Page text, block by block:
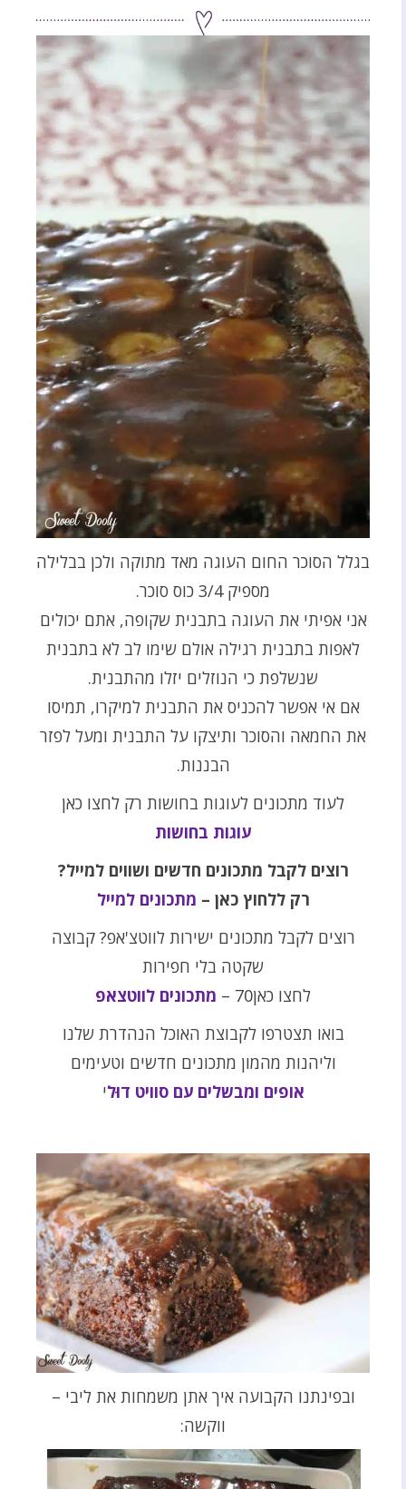
בגלל הסוכר החום העוגה מאד מתוקה ולכן בבלילה
מספיק 3/4 כוס סוכר.
אני אפיתי את העוגה בתבנית שקופה, אתם יכולים
לאפות בתבנית רגילה אולם שימו לב לא בתבנית
שנשלפת כי הנוזלים יזלו מהתבנית.
אם אי אפשר להכניס את התבנית למיקרו, תמיסו
את החמאה והסוכר ותיצקו על התבנית ומעל לפזר
הבננות.
לעוד מתכונים לעוגות בחושות רק לחצו כאן
עוגות בחושות
רוצים לקבל מתכונים חדשים ושווים למייל?
רק ללחוץ כאן – מתכונים למייל
רוצים לקבל מתכונים ישירות לווטצ'אפ? קבוצה
שקטה בלי חפירות
לחצו כאן70 –
מתכונים לווטצאפ
בואו תצטרפו לקבוצת האוכל הנהדרת שלנו
וליהנות מהמון מתכונים חדשים וטעימים
אופים ומבשלים עם סוויט דוּלי
ובפינתנו הקבועה איך אתן משמחות את ליבי –
ווקשה: